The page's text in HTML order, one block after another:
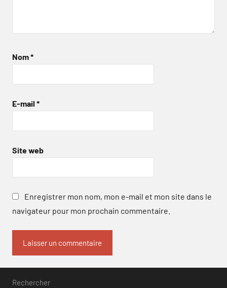
Nom*
E-mail *
Site web
Enregistrer mon nom, mon e-mail et mon site dans le
navigateur pour mon prochain commentaire.
Rechercher